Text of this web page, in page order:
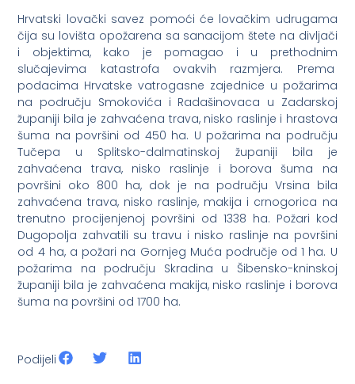
Hrvatski lovački savez pomoći će lovačkim udrugama
čija su lovišta opožarena sa sanacijom štete na divljači
i objektima, kako je pomagao i u prethodnim
slučajevima katastrofa ovakvih razmjera. Prema
podacima Hrvatske vatrogasne zajednice u požarima
na području Smokovića i Radašinovaca u Zadarskoj
županiji bila je zahvaćena trava, nisko raslinje i hrastova
šuma na površini od 450 ha. U požarima na području
Tučepa u Splitsko-dalmatinskoj županiji bila je
zahvaćena trava, nisko raslinje i borova šuma na
površini oko 800 ha, dok je na području Vrsina bila
zahvaćena trava, nisko raslinje, makija i crnogorica na
trenutno procijenjenoj površini od 1338 ha. Požari kod
Dugopolja zahvatili su travu i nisko raslinje na površini
od 4 ha, a požari na Gornjeg Muća područje od 1 ha. U
požarima na području Skradina u Šibensko-kninskoj
županiji bila je zahvaćena makija, nisko raslinje i borova
šuma na površini od 1700 ha.
Podijeli